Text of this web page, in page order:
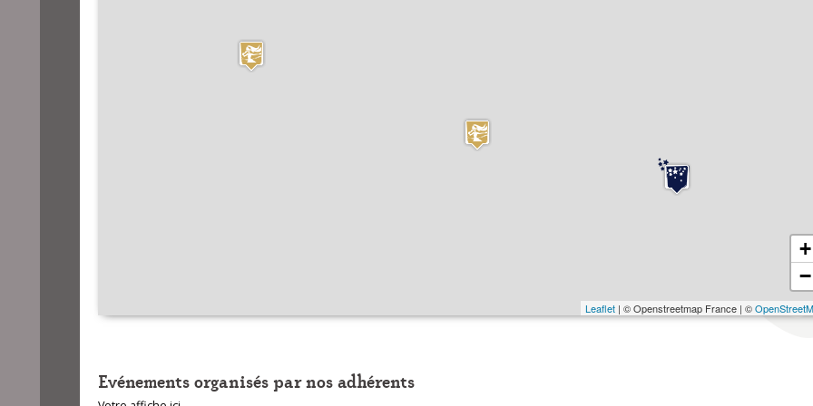
+
−
Leaflet| © Openstreetmap France | ©
Evénements organisés par nos adhérents